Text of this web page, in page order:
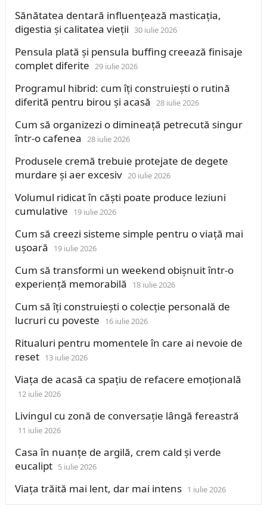
Sănătatea dentară influențează masticația,
digestia și calitatea vieții 30 iulie 2026
Pensula plată și pensula buffing creează finisaje
complet diferite 29 iulie 2026
Programul hibrid: cum îți construiești o rutină
diferită pentru birou și acasă 28 iulie 2026
Cum să organizezi o dimineață petrecută singur
într-o cafenea 28 iulie 2026
Produsele cremă trebuie protejate de degete
murdare și aer excesiv 20 iulie 2026
Volumul ridicat în căști poate produce leziuni
cumulative
19 iulie 2026
Cum să creezi sisteme simple pentru o viață mai
ușoară
19 iulie 2026
Cum să transformi un weekend obișnuit într-o
experiență memorabilă
18 iulie 2026
Cum să îți construiești o colecție personală de
lucruri cu poveste
16 iulie 2026
Ritualuri pentru momentele în care ai nevoie de
reset 13 iulie 2026
Viața de acasă ca spațiu de refacere emoțională
12 iulie 2026
Livingul cu zonă de conversație lângă fereastră
11 iulie 2026
Casa în nuanțe de argilă, crem cald și verde
eucalipt 5 iulie 2026
Viața trăită mai lent, dar mai intens 1 iulie 2026